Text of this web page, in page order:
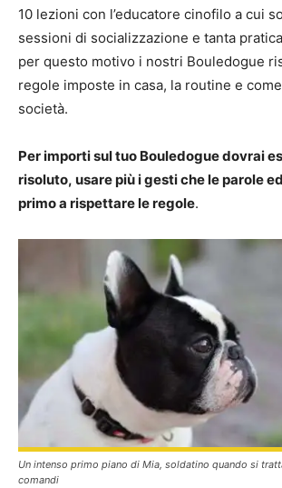
10 lezioni con l’educatore cinofilo a cui
sessioni di socializzazione e tanta
per questo motivo i nostri Bouledogue
regole imposte in casa, la routine e
società.
Per importi sul tuo Bouledogue dovrai
risoluto, usare più i gesti che le parole
primo a rispettare le regole.
Un intenso primo piano di Mia, soldatino quando si
comandi